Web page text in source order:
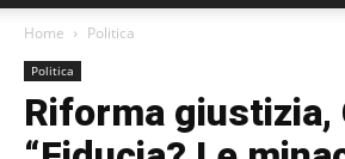
Home Politica
Politica
Riforma giustizia,